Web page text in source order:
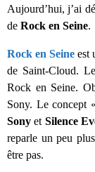
Aujourd’hui, j’ai
de Rock en Seine.
Rock en Seine est
de Saint-Cloud.
Rock en Seine.
Sony. Le concept
Sony et Silence
reparle un peu
être pas.